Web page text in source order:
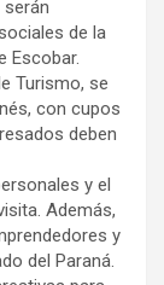
de la
Escobar.
Turismo, se
con cupos
deben
y el
Además,
y
del Paraná.